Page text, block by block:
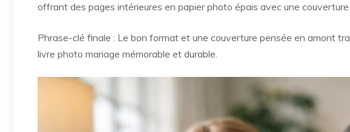
offrant des pages intérieures en papier photo épais avec une
Phrase-clé finale : Le bon format et une couverture pensée en amont
livre photo mariage mémorable et durable.